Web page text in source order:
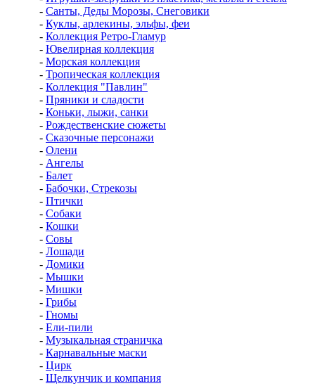
- Санты, Деды Морозы, Снеговики
- Куклы, арлекины, эльфы, феи
- Коллекция Ретро-Гламур
- Ювелирная коллекция
- Морская коллекция
- Тропическая коллекция
- Коллекция "Павлин"
- Пряники и сладости
- Коньки, лыжи, санки
- Рождественские сюжеты
- Сказочные персонажи
- Олени
- Ангелы
- Балет
- Бабочки, Стрекозы
- Птички
- Собаки
- Кошки
- Совы
- Лошади
- Домики
- Мышки
- Мишки
- Грибы
- Гномы
- Ели-пили
- Музыкальная страничка
- Карнавальные маски
- Цирк
- Щелкунчик и компания